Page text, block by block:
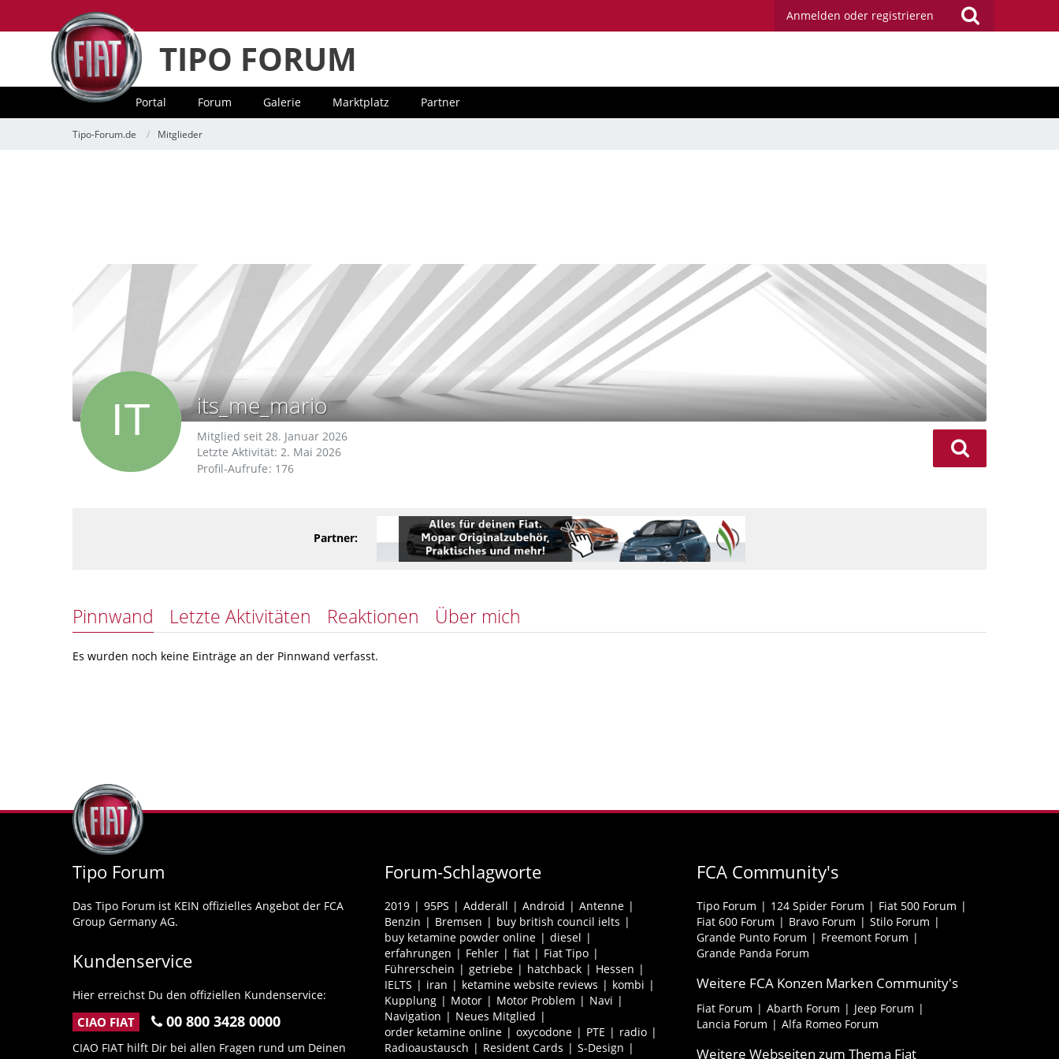
Anmelden oder registrieren
TIPO FORUM
Portal Forum Galerie Marktplatz Partner
Tipo-Forum.de Mitglieder
its_me_mario
Mitglied seit 28. Januar 2026
Letzte Aktivität: 2. Mai 2026
Profil-Aufrufe 176
Partner:
Pinnwand Letzte Aktivitäten Reaktionen Über mich
Es wurden noch keine Einträge an der Pinnwand verfasst.
Tipo Forum
Das Tipo Forum ist KEIN offizielles Angebot der FCA
Group Germany AG.
Kundenservice
Hier erreichst Du den offiziellen Kundenservice:
CIAO FIAT 00 800 3428 0000
CIAO FIAT hilft Dir bei allen Fragen rund um Deinen
Forum-Schlagworte
2019 95PS Adderall Android
Antenne
Benzin
Bremsen
buy british council ielts
buy ketamine powder online
diesel
erfahrungen
Fehler fiat
Fiat Tipo
Führerschein
getriebe hatchback
Hessen
IELTS
iran ketamine website reviews
kombi
Kupplung
Motor Motor Problem
Navi
Navigation
Neues Mitglied
order ketamine online
oxycodone PTE
radio
Radioaustausch
Resident Cards
S-Design
FCA Community's
Tipo Forum 124 Spider Forum
Fiat 500 Forum
Fiat 600 Forum
Bravo Forum
Stilo Forum
Grande Punto Forum
Freemont Forum
Grande Panda Forum
Weitere FCA Konzen Marken Community's
Fiat Forum Abarth Forum
Jeep Forum
Lancia Forum
Alfa Romeo Forum
Weitere Webseiten zum Thema Fiat